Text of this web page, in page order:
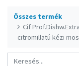
Összes termék
Cif
citromillatú kézi